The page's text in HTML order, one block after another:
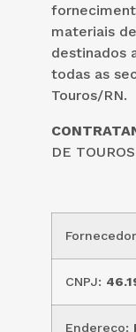
materiais
destinados
todas as
Touros/RN.
DE
CNPJ:
Endereço: